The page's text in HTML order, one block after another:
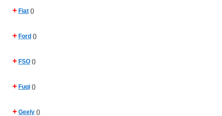
+ Fiat ()
+ Ford ()
+ FSO ()
+ Fuqi ()
+ Geely ()